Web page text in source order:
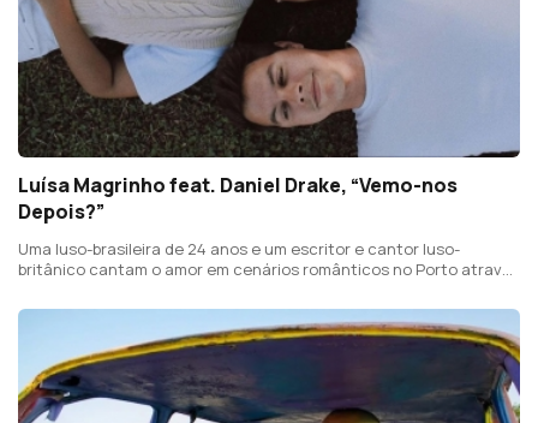
Luísa Magrinho feat. Daniel Drake, “Vemo-nos
Depois?”
Uma luso-brasileira de 24 anos e um escritor e cantor luso-
britânico cantam o amor em cenários românticos no Porto através
de romance.